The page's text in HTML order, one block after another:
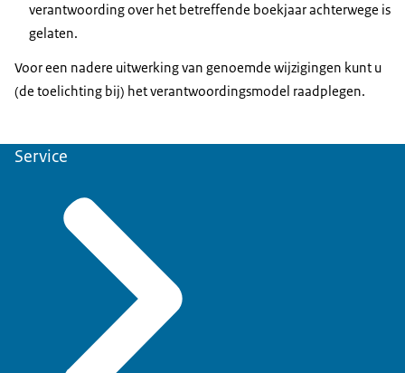
verantwoording over het betreffende boekjaar achterwege is
gelaten.
Voor een nadere uitwerking van genoemde wijzigingen kunt u
(de toelichting bij) het verantwoordingsmodel raadplegen.
Service